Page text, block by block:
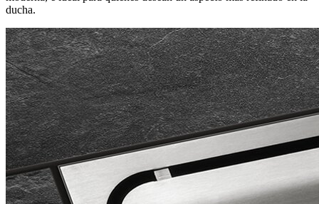
ducha.